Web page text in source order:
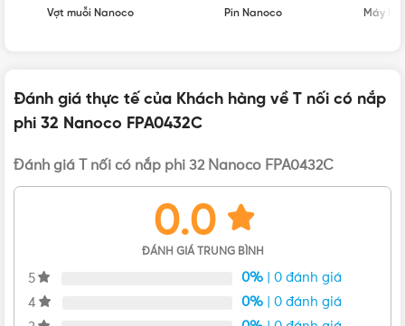
Ngoại hình của T nối có nắp D32 Nanoco FPA0432C
Vợt muỗi Nanoco Pin Nanoco Máy
Đánh giá thực tế của Khách hàng về T nối có nắp
phi 32 Nanoco FPA0432C
Đánh giá T nối có nắp phi 32 Nanoco FPA0432C
0.0
ĐÁNH GIÁ TRUNG BÌNH
5 0% | 0 đánh giá
4
0% | 0 đánh giá